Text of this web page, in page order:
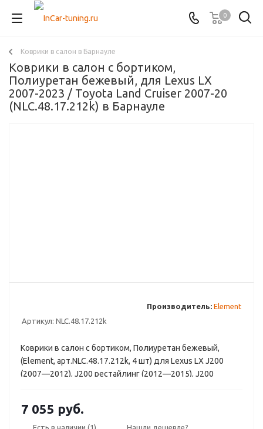
0
Коврики в салон в Барнауле
Коврики в салон с бортиком,
Полиуретан бежевый, для Lexus LX
2007-2023 / Toyota Land Cruiser 2007-20
(NLC.48.17.212k) в Барнауле
Артикул: NLC.48.17.212k
Производитель: Element
Коврики в салон с бортиком, Полиуретан бежевый,
(Element, арт.NLC.48.17.212k, 4 шт) для Lexus LX J200
(2007—2012), J200 рестайлинг (2012—2015), J200
(2015—2021)
7 055 руб.
Есть в наличии (1) Нашли дешевле?